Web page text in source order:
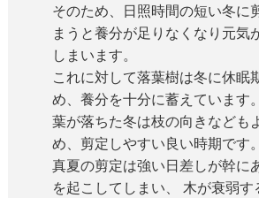
そのため、日照時間の短い冬に
まうと養分が足りなくなり元気
しまいます。
これに対して落葉樹は冬に休眠
め、養分を十分に蓄えています。
葉が落ちた冬は枝の向きなども
め、剪定しやすい良い時期です。
真夏の剪定は強い日差しが幹に
を起こしてしまい、 木が衰弱す